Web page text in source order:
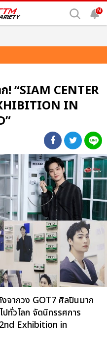
N
! “SIAM CENTER
IN
งจากวง GOT7 ศิลปินมาก
ทั่วโลก จัดนิทรรศการ
Exhibition in